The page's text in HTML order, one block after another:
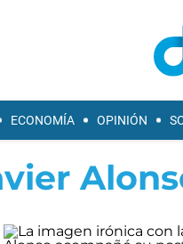
ECONOMÍA OPINIÓN